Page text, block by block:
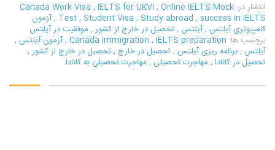
انتشار در: Canada Work Visa, IELTS for UKVI , Online IELTS Mock
Test, Student Visa, Study abroad , success in IELTS
,آزمون
کامپیوتری آیلتس ,آیلتس , تحصیل در خارج از کشور , موفقیت در آیلتس
برچسب ها:
Canada Immigration , IELTS preparation
,آزمون آیلتس ,
آیلتس ,برنامه ریزی آیلتس , تحصیل در خارج , تحصیل در خارج از کشور ,
تحصیل در کانادا , مهاجرت تحصیلی , مهاجرت تحصیلی به کانادا